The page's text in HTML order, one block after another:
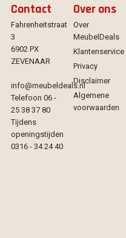
Contact
Fahrenheitstraat
3
6902 PX
ZEVENAAR
info@meubeldeals.nl
Telefoon 06 -
25 38 37 80
Tijdens
openingstijden
0316 - 34 24 40
Over ons
Over
MeubelDeals
Klantenservice
Privacy
Disclaimer
Algemene
voorwaarden